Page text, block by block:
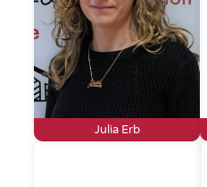
Julia Erb